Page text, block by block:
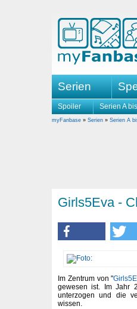
Serien
Spoiler Serien A
myFanbase » Serien » Serien A
Girls5Eva -
Im Zentrum von "
gewesen ist. Im Jahr
unterzogen und die
wissen.